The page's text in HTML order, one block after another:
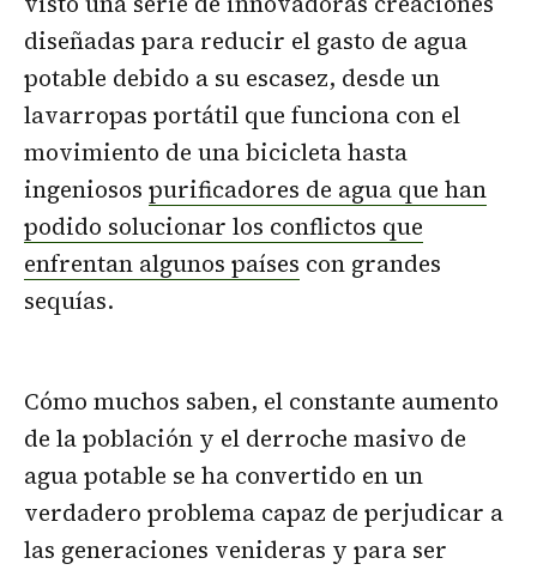
diseñadas para reducir el gasto de agua
potable debido a su escasez, desde un
lavarropas portátil que funciona con el
movimiento de una bicicleta hasta
ingeniosos purificadores de agua que han
podido solucionar los conflictos que
enfrentan algunos países con grandes
sequías.
Cómo muchos saben, el constante aumento
de la población y el derroche masivo de
agua potable se ha convertido en un
verdadero problema capaz de perjudicar a
las generaciones venideras y para ser